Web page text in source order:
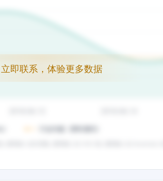
立即联系，体验更多数据